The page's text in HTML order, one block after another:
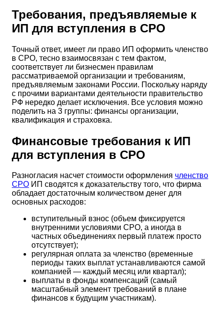
Требования, предъявляемые к
ИП для вступления в СРО
Точный ответ, имеет ли право ИП оформить членство
в СРО, тесно взаимосвязан с тем фактом,
соответствует ли бизнесмен правилам
рассматриваемой организации и требованиям,
предъявляемым законами России. Поскольку наряду
с прочими вариантами деятельности правительство
РФ нередко делает исключения. Все условия можно
поделить на 3 группы: финансы организации,
квалификация и страховка.
Финансовые требования к ИП
для вступления в СРО
Разногласия насчет стоимости оформления членство
СРО ИП сводятся к доказательству того, что фирма
обладает достаточным количеством денег для
основных расходов:
вступительный взнос (объем фиксируется
внутренними условиями СРО, а иногда в
частных объединениях первый платеж просто
отсутствует);
регулярная оплата за членство (временные
периоды таких выплат устанавливаются самой
компанией — каждый месяц или квартал);
выплаты в фонды компенсаций (самый
масштабный элемент требований в плане
финансов к будущим участникам).